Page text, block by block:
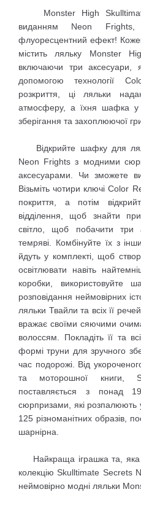
Monster High Skulltimate
виданням Neon
флуоресцентний ефект!
містить ляльку Monster
включаючи три аксесуари,
допомогою технології
розкриття, ці ляльки
атмосферу, а їхня шафка у
зберігання та захоплюючої
Відкрийте шафку для
Neon Frights з модними
аксесуарами. Чи зможете
Візьміть чотири ключі Color
покриття, а потім
відділення, щоб знайти
світло, щоб побачити три
темряві. Комбінуйте їх з
йдуть у комплекті, щоб
освітлювати навіть
коробки,
розповідання неймовірних
ляльки Твайли та всіх її
вражає своїми сяючими
волоссям. Покладіть її та
формі труни для зручного
час подорожі. ​Від
та моторошної книги,
поставляється з понад
сюрпризами, які розпалюють
125 різноманітних образів,
шарнірна.
Найкраща іграшка та, яка
колекцію Skulltimate
неймовірно модні ляльки